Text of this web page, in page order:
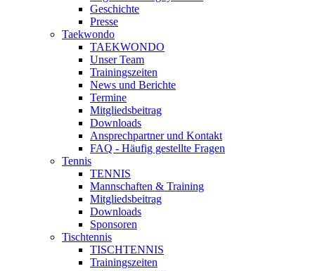
Geschichte
Presse
Taekwondo
TAEKWONDO
Unser Team
Trainingszeiten
News und Berichte
Termine
Mitgliedsbeitrag
Downloads
Ansprechpartner und Kontakt
FAQ - Häufig gestellte Fragen
Tennis
TENNIS
Mannschaften & Training
Mitgliedsbeitrag
Downloads
Sponsoren
Tischtennis
TISCHTENNIS
Trainingszeiten